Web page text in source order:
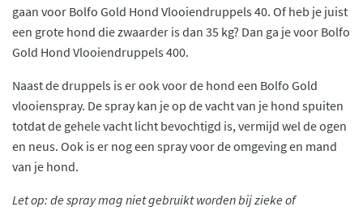
gaan voor Bolfo Gold Hond Vlooiendruppels 40. Of heb je juist
een grote hond die zwaarder is dan 35 kg? Dan ga je voor Bolfo
Gold Hond Vlooiendruppels 400.
Naast de druppels is er ook voor de hond een Bolfo Gold
vlooienspray. De spray kan je op de vacht van je hond spuiten
totdat de gehele vacht licht bevochtigd is, vermijd wel de ogen
en neus. Ook is er nog een spray voor de omgeving en mand
van je hond.
Let op: de spray mag niet gebruikt worden bij zieke of